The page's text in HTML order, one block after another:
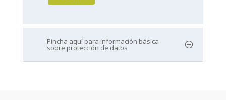
Pincha aquí para información básica
sobre protección de datos